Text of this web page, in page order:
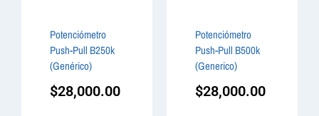
Potenciómetro
Push-Pull B250k
(Genérico)
$28,000.00
Potenciómetro
Push-Pull B500k
(Generico)
$28,000.00